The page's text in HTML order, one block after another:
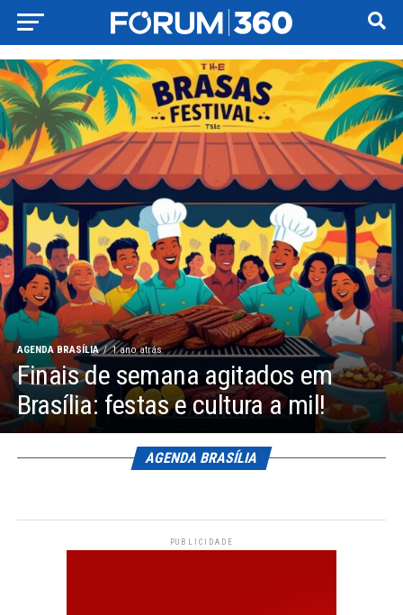
AGENDA BRASÍLIA 1 ano atrás
Finais de semana agitados em
Brasília: festas e cultura a mil!
AGENDA BRASÍLIA
PUBLICIDADE